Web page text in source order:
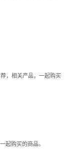
，相关产品，一起购买
起购买的商品。